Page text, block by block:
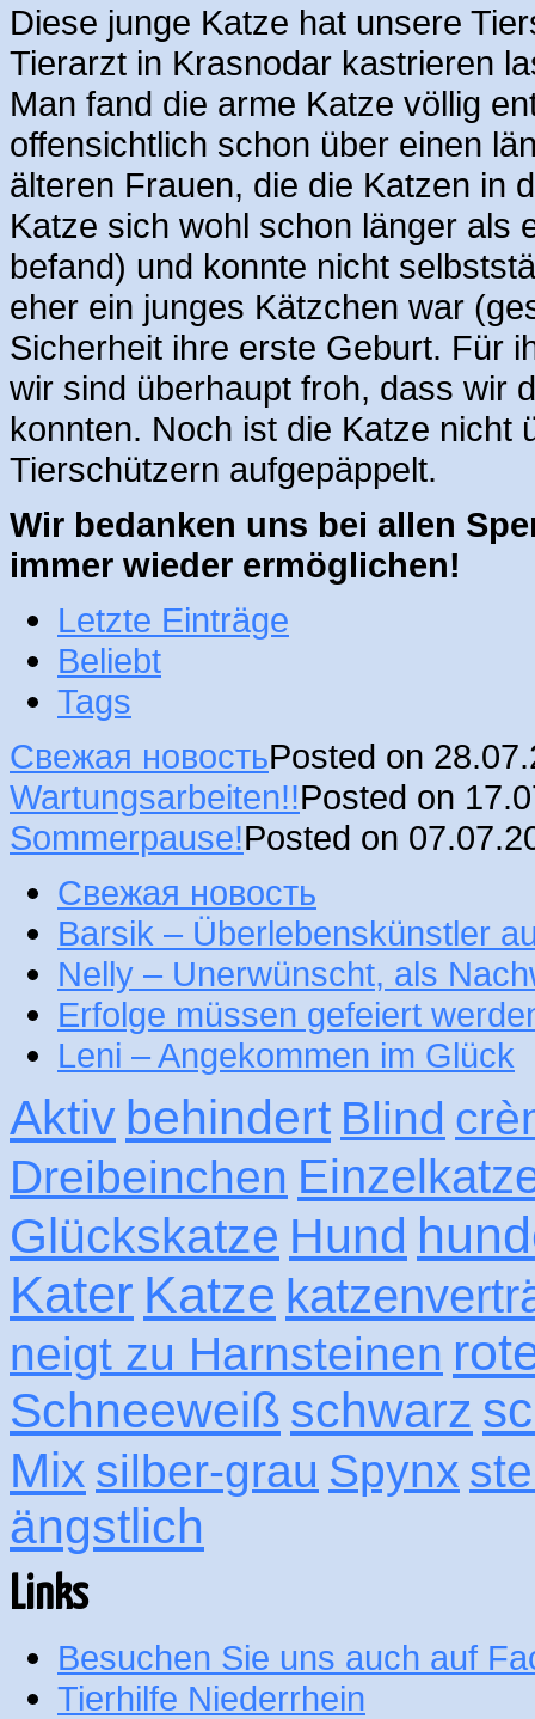
Diese junge Katze hat unsere
Tierarzt in Krasnodar kastrieren
Man fand die arme Katze völlig
offensichtlich schon über einen
älteren Frauen, die die Katzen in
Katze sich wohl schon länger als
befand) und konnte nicht
eher ein junges Kätzchen war
Sicherheit ihre erste Geburt. Für
wir sind überhaupt froh, dass wir
konnten. Noch ist die Katze nicht
Tierschützern aufgepäppelt.
Wir bedanken uns bei allen
immer wieder ermöglichen!
Letzte Einträge
Beliebt
Tags
Свежая новостьPosted on
Wartungsarbeiten!!Posted on
Sommerpause!Posted on
Свежая новость
Barsik – Überlebenskünstler
Nelly – Unerwünscht, als
Erfolge müssen gefeiert
Leni – Angekommen im Glück
Aktiv behindert Blind
Dreibeinchen
Glückskatze Hund
Kater Katze
neigt zu Harnsteinen
Schneeweiß schwarz
Mix silber-grau Spynx
ängstlich
Links
Besuchen Sie uns auch auf
Tierhilfe Niederrhein